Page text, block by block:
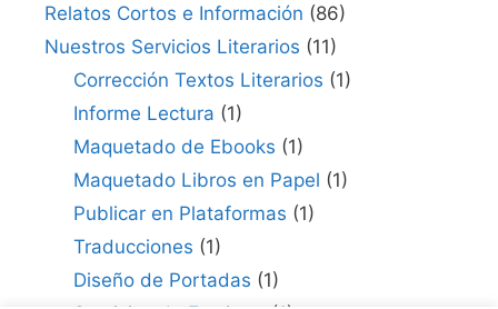
Relatos Cortos e Información (86)
Nuestros Servicios Literarios (11)
Corrección Textos Literarios (1)
Informe Lectura (1)
Maquetado de Ebooks (1)
Maquetado Libros en Papel (1)
Publicar en Plataformas (1)
Traducciones (1)
Diseño de Portadas (1)